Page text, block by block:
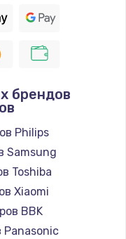
модуля
брендов
Philips
Samsung
Toshiba
Xiaomi
BBK
Panasonic